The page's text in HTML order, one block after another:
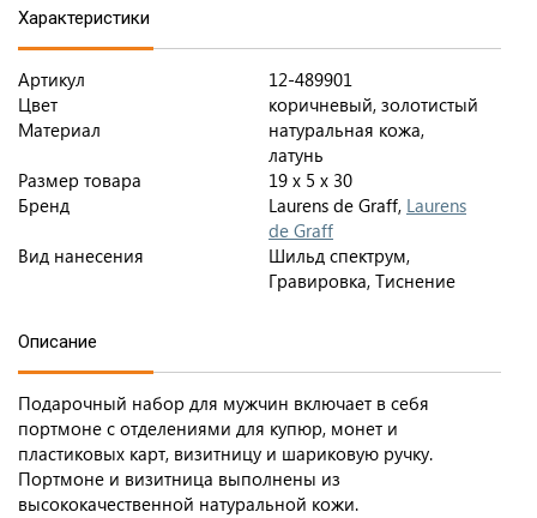
Характеристики
Артикул
12-489901
Цвет
коричневый, золотистый
Материал
натуральная кожа,
латунь
Размер товара
19 х 5 х 30
Бренд
Laurens de Graff, Laurens
de Graff
Вид нанесения
Шильд спектрум,
Гравировка, Тиснение
Описание
Подарочный набор для мужчин включает в себя
портмоне с отделениями для купюр, монет и
пластиковых карт, визитницу и шариковую ручку.
Портмоне и визитница выполнены из
высококачественной натуральной кожи.